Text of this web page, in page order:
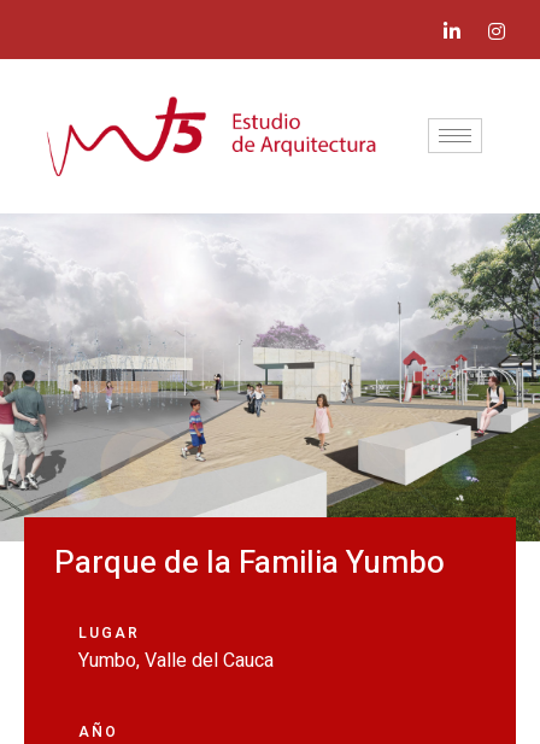
Parque de la Familia Yumbo
LUGAR
Yumbo, Valle del Cauca
AÑO